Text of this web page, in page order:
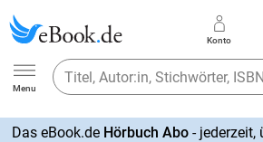
Ebook.de
Menu
Konto
Das eBook.de Hörbuch Abo- jederzeit,